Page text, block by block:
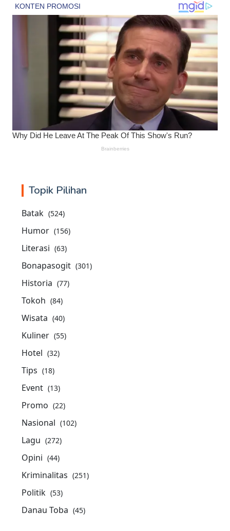
Topik Pilihan
Batak (524)
Humor (156)
Literasi (63)
Bonapasogit (301)
Historia (77)
Tokoh (84)
Wisata (40)
Kuliner (55)
Hotel (32)
Tips (18)
Event (13)
Promo (22)
Nasional (102)
Lagu (272)
Opini (44)
Kriminalitas (251)
Politik (53)
Danau Toba (45)